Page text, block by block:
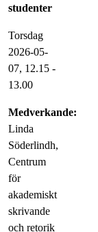
studenter
Torsdag
2026-05-
07, 12.15 -
13.00
Medverkande:
Linda
Söderlindh,
Centrum
för
akademiskt
skrivande
och retorik